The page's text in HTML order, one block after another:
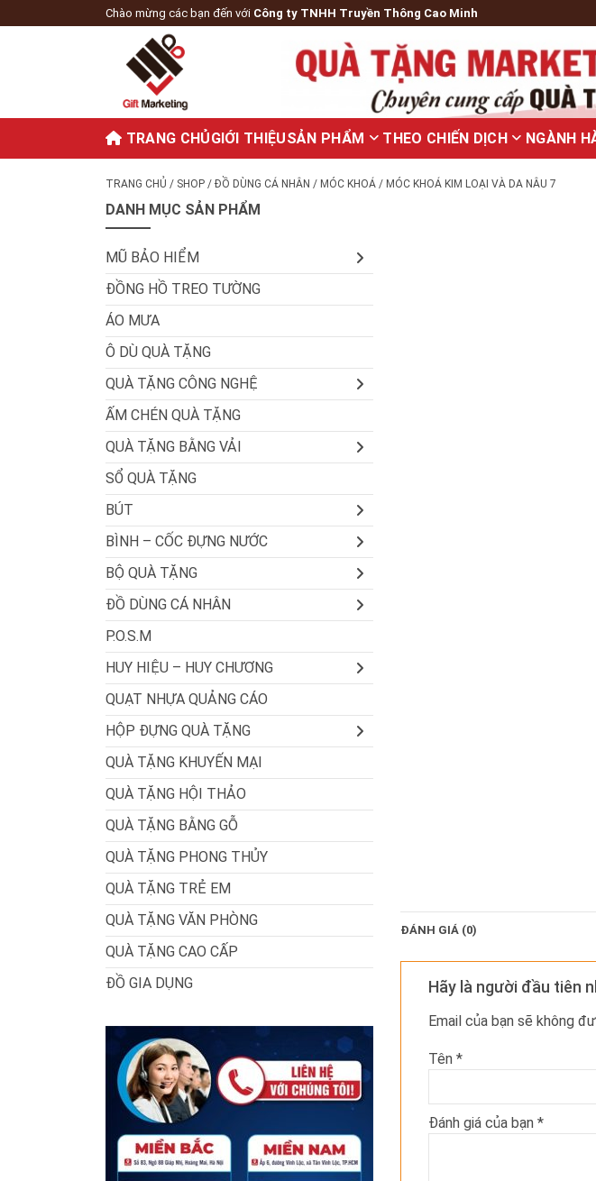
Chào mừng các bạn đến với Công ty TNHH Truyền Thông Cao Minh
TRANG CHỦGIỚI THIỆUSẢN PHẨM THEO CHIẾN DỊCH NGÀNH
TRANG CHỦ / SHOP / ĐỒ DÙNG CÁ NHÂN / MÓC KHOÁ / MÓC KHOÁ KIM LOẠI VÀ DA NÂU 7
ĐÁNH GIÁ (0)
Hãy là người đầu tiên
Email của bạn sẽ không
Tên *
Đánh giá của bạn *
DANH MỤC SẢN PHẨM
MŨ BẢO HIỂM
ĐỒNG HỒ TREO TƯỜNG
ÁO MƯA
Ô DÙ QUÀ TẶNG
QUÀ TẶNG CÔNG NGHỆ
ẤM CHÉN QUÀ TẶNG
QUÀ TẶNG BẰNG VẢI
SỔ QUÀ TẶNG
BÚT
BÌNH – CỐC ĐỰNG NƯỚC
BỘ QUÀ TẶNG
ĐỒ DÙNG CÁ NHÂN
P.O.S.M
HUY HIỆU – HUY CHƯƠNG
QUẠT NHỰA QUẢNG CÁO
HỘP ĐỰNG QUÀ TẶNG
QUÀ TẶNG KHUYẾN MẠI
QUÀ TẶNG HỘI THẢO
QUÀ TẶNG BẰNG GỖ
QUÀ TẶNG PHONG THỦY
QUÀ TẶNG TRẺ EM
QUÀ TẶNG VĂN PHÒNG
QUÀ TẶNG CAO CẤP
ĐỒ GIA DỤNG